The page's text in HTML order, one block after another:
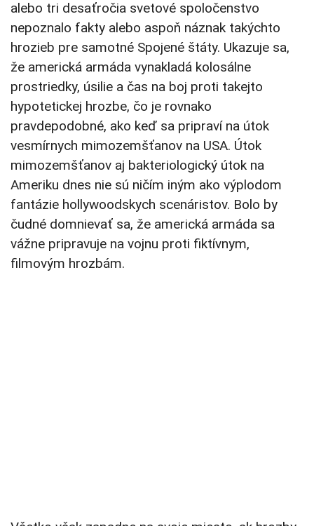
alebo tri desaťročia svetové spoločenstvo
nepoznalo fakty alebo aspoň náznak takýchto
hrozieb pre samotné Spojené štáty. Ukazuje sa,
že americká armáda vynakladá kolosálne
prostriedky, úsilie a čas na boj proti takejto
hypotetickej hrozbe, čo je rovnako
pravdepodobné, ako keď sa pripraví na útok
vesmírnych mimozemšťanov na USA. Útok
mimozemšťanov aj bakteriologický útok na
Ameriku dnes nie sú ničím iným ako výplodom
fantázie hollywoodskych scenáristov. Bolo by
čudné domnievať sa, že americká armáda sa
vážne pripravuje na vojnu proti fiktívnym,
filmovým hrozbám.